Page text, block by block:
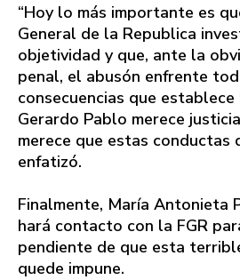
“Hoy lo más importante es
General de la Republica
objetividad y que, ante la
penal, el abusón enfrente
consecuencias que
Gerardo Pablo merece
merece que estas conductas
enfatizó.
Finalmente, María Antonieta
hará contacto con la FGR
pendiente de que esta
quede impune.